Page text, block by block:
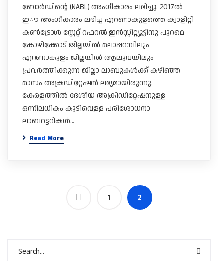
ബോർഡിന്റെ (NABL) അംഗീകാരം ലഭിച്ചു. 2017ൽ
ഇൗ അംഗീകാരം ലഭിച്ച എറണാകുളത്തെ ക്വാളിറ്റി
കൺട്രോൾ സ്റ്റേറ്റ് റഫറൽ ഇൻസ്റ്റിറ്റ്യൂട്ടിനു പുറമെ
കോഴിക്കോട് ജില്ലയിൽ മലാപ്പറമ്പിലും
എറണാകുളം ജില്ലയിൽ ആലുവയിലും
പ്രവർത്തിക്കുന്ന ജില്ലാ ലാബുകൾക്ക് കഴിഞ്ഞ
മാസം അക്രഡിറ്റേഷൻ ലഭ്യമായിരുന്നു.
കേരളത്തിൽ ദേശീയ അക്രിഡിറ്റേഷനുള്ള
ഒന്നിലധികം കുടിവെള്ള പരിശോധനാ
ലാബറട്ടറികൾ…
Read More
1 2